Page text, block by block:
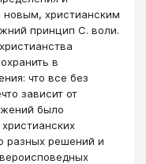
новым, христианским
принцип С. воли.
в
что все без
зависит от
было
разных решений и